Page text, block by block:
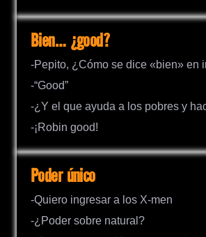
Bien… ¿good?
-Pepito, ¿Cómo se dice «bien» en
-“Good”
-¿Y el que ayuda a los pobres y
-¡Robin good!
Poder único
-Quiero ingresar a los X-men
-¿Poder sobre natural?